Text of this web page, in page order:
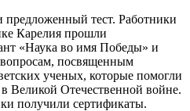
тест. Работники
Карелия прошли
«Наука во имя Победы» и
посвященным
ученых, которые помогли
Великой Отечественной войне.
получили сертификаты.